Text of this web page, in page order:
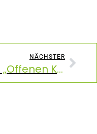
NÄCHSTER
Mediengestaltung: Ein spannender Ausflug zum „Offenen Kanal Kiel“